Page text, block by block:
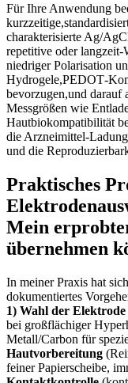
Für Ihre Anwendung
⁢charakterisierte Ag/
repetitive oder
niedriger⁤ Polarisation
bevorzugen,und darauf
Messgrößen ​wie‌
Hautbiokompatibilität
‍die‌
und die
Praktisches
Mein​
übernehmen
In‍ meiner Praxis hat
dokumentiertes
1)⁢ Wahl der
bei großflächiger
Metall/Carbon ​für
Hautvorbereitung
feiner⁢ Papierscheibe,‍